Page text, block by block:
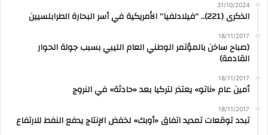
31/10/2024
الذكرى (221).. “فيلادلفيا” الأمريكية في أسر البحارة الطرابلسيين
18/11/2017
(صباح ساخن بالمؤتمر الوطني العام الليبي بسبب جولة الحوار
القادمة)
18/11/2017
أمين عام «ناتو» يعتذر لتركيا بعد «حادثة» في النروج
18/11/2017
تبدد توقعات تمديد اتفاق «أوبك» لخفض الإنتاج يدفع النفط للارتفاع